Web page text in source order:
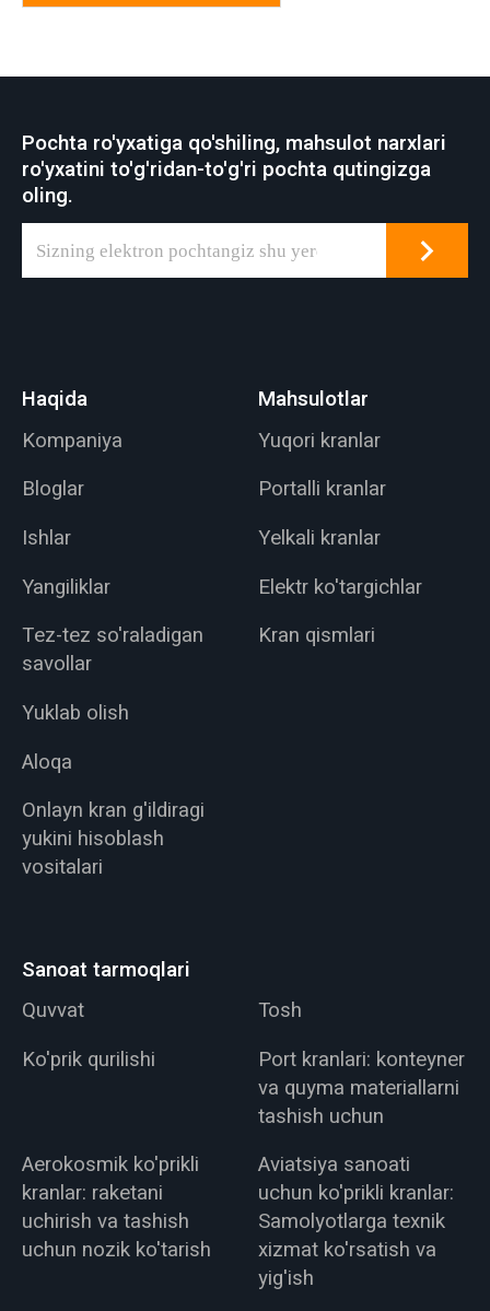
Pochta ro'yxatiga qo'shiling, mahsulot narxlari
ro'yxatini to'g'ridan-to'g'ri pochta qutingizga
oling.
Haqida
Kompaniya
Bloglar
Ishlar
Yangiliklar
Tez-tez so'raladigan
savollar
Yuklab olish
Aloqa
Onlayn kran g'ildiragi
yukini hisoblash
vositalari
Mahsulotlar
Yuqori kranlar
Portalli kranlar
Yelkali kranlar
Elektr ko'targichlar
Kran qismlari
Sanoat tarmoqlari
Quvvat
Tosh
Ko'prik qurilishi
Port kranlari: konteyner
va quyma materiallarni
tashish uchun
Aerokosmik ko'prikli
kranlar: raketani
uchirish va tashish
uchun nozik ko'tarish
Aviatsiya sanoati
uchun ko'prikli kranlar:
Samolyotlarga texnik
xizmat ko'rsatish va
yig'ish